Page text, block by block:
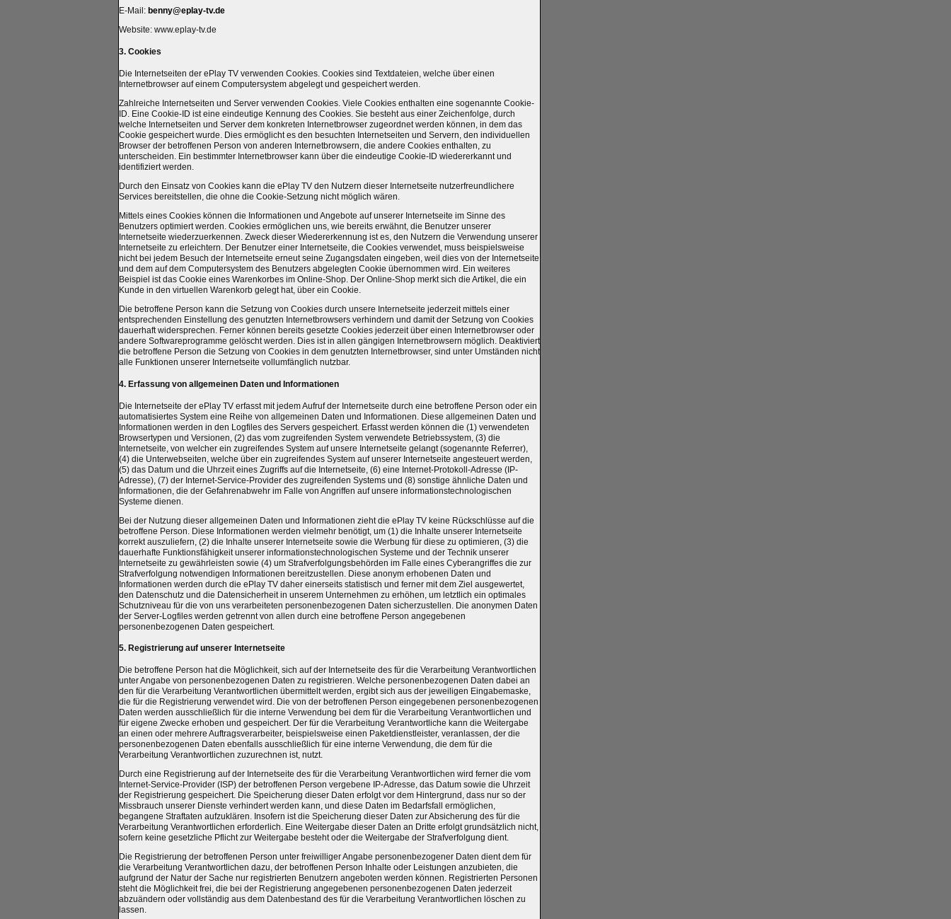
E-Mail: benny@eplay-tv.de
Website: www.eplay-tv.de
3. Cookies
Die Internetseiten der ePlay TV verwenden Cookies. Cookies sind Textdateien, welche über einen
Internetbrowser auf einem Computersystem abgelegt und gespeichert werden.
Zahlreiche Internetseiten und Server verwenden Cookies. Viele Cookies enthalten eine sogenannte Cookie-
ID. Eine Cookie-ID ist eine eindeutige Kennung des Cookies. Sie besteht aus einer Zeichenfolge, durch
welche Internetseiten und Server dem konkreten Internetbrowser zugeordnet werden können, in dem das
Cookie gespeichert wurde. Dies ermöglicht es den besuchten Internetseiten und Servern, den individuellen
Browser der betroffenen Person von anderen Internetbrowsern, die andere Cookies enthalten, zu
unterscheiden. Ein bestimmter Internetbrowser kann über die eindeutige Cookie-ID wiedererkannt und
identifiziert werden.
Durch den Einsatz von Cookies kann die ePlay TV den Nutzern dieser Internetseite nutzerfreundlichere
Services bereitstellen, die ohne die Cookie-Setzung nicht möglich wären.
Mittels eines Cookies können die Informationen und Angebote auf unserer Internetseite im Sinne des
Benutzers optimiert werden. Cookies ermöglichen uns, wie bereits erwähnt, die Benutzer unserer
Internetseite wiederzuerkennen. Zweck dieser Wiedererkennung ist es, den Nutzern die Verwendung unserer
Internetseite zu erleichtern. Der Benutzer einer Internetseite, die Cookies verwendet, muss beispielsweise
nicht bei jedem Besuch der Internetseite erneut seine Zugangsdaten eingeben, weil dies von der Internetseite
und dem auf dem Computersystem des Benutzers abgelegten Cookie übernommen wird. Ein weiteres
Beispiel ist das Cookie eines Warenkorbes im Online-Shop. Der Online-Shop merkt sich die Artikel, die ein
Kunde in den virtuellen Warenkorb gelegt hat, über ein Cookie.
Die betroffene Person kann die Setzung von Cookies durch unsere Internetseite jederzeit mittels einer
entsprechenden Einstellung des genutzten Internetbrowsers verhindern und damit der Setzung von Cookies
dauerhaft widersprechen. Ferner können bereits gesetzte Cookies jederzeit über einen Internetbrowser oder
andere Softwareprogramme gelöscht werden. Dies ist in allen gängigen Internetbrowsern möglich. Deaktiviert
die betroffene Person die Setzung von Cookies in dem genutzten Internetbrowser, sind unter Umständen nicht
alle Funktionen unserer Internetseite vollumfänglich nutzbar.
4. Erfassung von allgemeinen Daten und Informationen
Die Internetseite der ePlay TV erfasst mit jedem Aufruf der Internetseite durch eine betroffene Person oder ein
automatisiertes System eine Reihe von allgemeinen Daten und Informationen. Diese allgemeinen Daten und
Informationen werden in den Logfiles des Servers gespeichert. Erfasst werden können die (1) verwendeten
Browsertypen und Versionen, (2) das vom zugreifenden System verwendete Betriebssystem, (3) die
Internetseite, von welcher ein zugreifendes System auf unsere Internetseite gelangt (sogenannte Referrer),
(4) die Unterwebseiten, welche über ein zugreifendes System auf unserer Internetseite angesteuert werden,
(5) das Datum und die Uhrzeit eines Zugriffs auf die Internetseite, (6) eine Internet-Protokoll-Adresse (IP-
Adresse), (7) der Internet-Service-Provider des zugreifenden Systems und (8) sonstige ähnliche Daten und
Informationen, die der Gefahrenabwehr im Falle von Angriffen auf unsere informationstechnologischen
Systeme dienen.
Bei der Nutzung dieser allgemeinen Daten und Informationen zieht die ePlay TV keine Rückschlüsse auf die
betroffene Person. Diese Informationen werden vielmehr benötigt, um (1) die Inhalte unserer Internetseite
korrekt auszuliefern, (2) die Inhalte unserer Internetseite sowie die Werbung für diese zu optimieren, (3) die
dauerhafte Funktionsfähigkeit unserer informationstechnologischen Systeme und der Technik unserer
Internetseite zu gewährleisten sowie (4) um Strafverfolgungsbehörden im Falle eines Cyberangriffes die zur
Strafverfolgung notwendigen Informationen bereitzustellen. Diese anonym erhobenen Daten und
Informationen werden durch die ePlay TV daher einerseits statistisch und ferner mit dem Ziel ausgewertet,
den Datenschutz und die Datensicherheit in unserem Unternehmen zu erhöhen, um letztlich ein optimales
Schutzniveau für die von uns verarbeiteten personenbezogenen Daten sicherzustellen. Die anonymen Daten
der Server-Logfiles werden getrennt von allen durch eine betroffene Person angegebenen
personenbezogenen Daten gespeichert.
5. Registrierung auf unserer Internetseite
Die betroffene Person hat die Möglichkeit, sich auf der Internetseite des für die Verarbeitung Verantwortlichen
unter Angabe von personenbezogenen Daten zu registrieren. Welche personenbezogenen Daten dabei an
den für die Verarbeitung Verantwortlichen übermittelt werden, ergibt sich aus der jeweiligen Eingabemaske,
die für die Registrierung verwendet wird. Die von der betroffenen Person eingegebenen personenbezogenen
Daten werden ausschließlich für die interne Verwendung bei dem für die Verarbeitung Verantwortlichen und
für eigene Zwecke erhoben und gespeichert. Der für die Verarbeitung Verantwortliche kann die Weitergabe
an einen oder mehrere Auftragsverarbeiter, beispielsweise einen Paketdienstleister, veranlassen, der die
personenbezogenen Daten ebenfalls ausschließlich für eine interne Verwendung, die dem für die
Verarbeitung Verantwortlichen zuzurechnen ist, nutzt.
Durch eine Registrierung auf der Internetseite des für die Verarbeitung Verantwortlichen wird ferner die vom
Internet-Service-Provider (ISP) der betroffenen Person vergebene IP-Adresse, das Datum sowie die Uhrzeit
der Registrierung gespeichert. Die Speicherung dieser Daten erfolgt vor dem Hintergrund, dass nur so der
Missbrauch unserer Dienste verhindert werden kann, und diese Daten im Bedarfsfall ermöglichen,
begangene Straftaten aufzuklären. Insofern ist die Speicherung dieser Daten zur Absicherung des für die
Verarbeitung Verantwortlichen erforderlich. Eine Weitergabe dieser Daten an Dritte erfolgt grundsätzlich nicht,
sofern keine gesetzliche Pflicht zur Weitergabe besteht oder die Weitergabe der Strafverfolgung dient.
Die Registrierung der betroffenen Person unter freiwilliger Angabe personenbezogener Daten dient dem für
die Verarbeitung Verantwortlichen dazu, der betroffenen Person Inhalte oder Leistungen anzubieten, die
aufgrund der Natur der Sache nur registrierten Benutzern angeboten werden können. Registrierten Personen
steht die Möglichkeit frei, die bei der Registrierung angegebenen personenbezogenen Daten jederzeit
abzuändern oder vollständig aus dem Datenbestand des für die Verarbeitung Verantwortlichen löschen zu
lassen.